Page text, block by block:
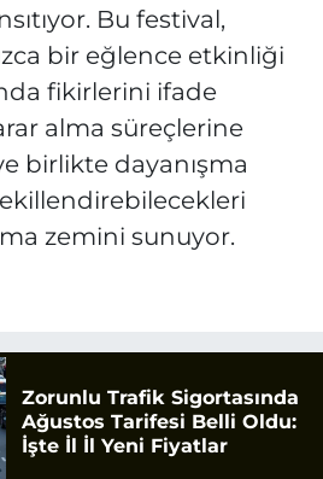
Bu festival,
bir eğlence etkinliği
fikirlerini ifade
alma süreçlerine
birlikte dayanışma
zemini sunuyor.
Zorunlu Trafik Sigortasında
Ağustos Tarifesi Belli Oldu:
İşte İl İl Yeni Fiyatlar